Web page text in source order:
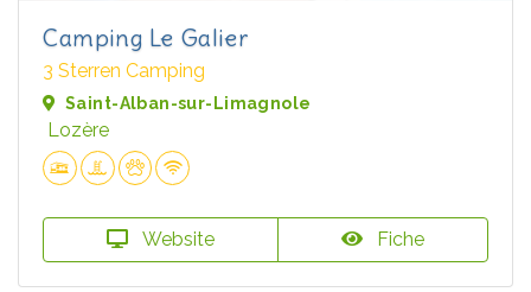
Camping Le Galier
3 Sterren Camping
Saint-Alban-sur-Limagnole
Lozère
Website Fiche